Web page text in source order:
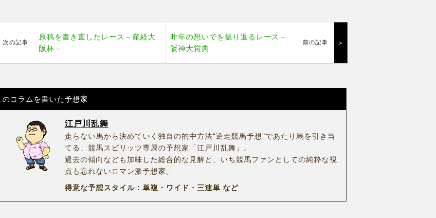
次の記事
原稿を書き直したレース－産経大
阪杯－
昨年の想いでを振り返るレース－
阪神大賞典
前の記事 ＞
のコラムを書いた予想家
江戸川乱舞
走らない馬から決めていく独自の的中方法“逆走競馬予想”であたり馬を引き当
てる、競馬スピリッツ専属の予想家「江戸川乱舞」。
過去の傾向なども加味した総合的な見解と、いち競馬ファンとしての純粋な視
点も忘れないロマン派予想家。
得意な予想スタイル：単複・ワイド・三連単 など